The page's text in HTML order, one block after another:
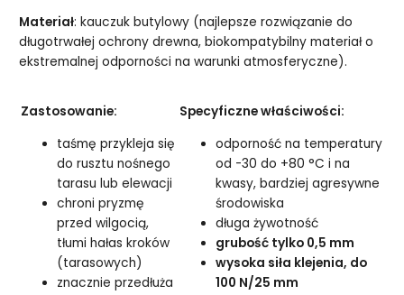
Materiał: kauczuk butylowy (najlepsze rozwiązanie do
długotrwałej ochrony drewna, biokompatybilny materiał o
ekstremalnej odporności na warunki atmosferyczne).
Zastosowanie:
taśmę przykleja się
do rusztu nośnego
tarasu lub elewacji
chroni pryzmę
przed wilgocią,
tłumi hałas kroków
(tarasowych)
znacznie przedłuża
Specyficzne właściwości:
odporność na temperatury
od -30 do +80 °C i na
kwasy, bardziej agresywne
środowiska
długa żywotność
grubość tylko 0,5 mm
wysoka siła klejenia, do
100 N/25 mm